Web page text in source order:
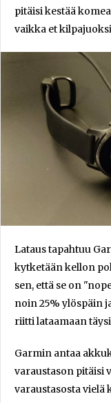
pitäisi kestää
vaikka et
Lataus tapahtuu
kytketään kellon
sen, että se on
noin 25% ylöspäin
riitti lataamaan
Garmin antaa
varaustason pitäisi
varaustasosta vielä